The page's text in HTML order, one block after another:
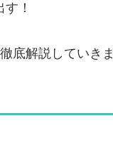
！
底解説していきま